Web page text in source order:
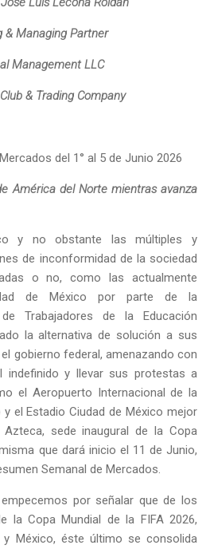
& Managing Partner
Management LLC
& Trading Company
del 1° al 5 de Junio 2026
América del Norte mientras avanza
y no obstante las múltiples y
de inconformidad de la sociedad
o no, como las actualmente
de México por parte de la
Trabajadores de la Educación
la alternativa de solución a sus
gobierno federal, amenazando con
indefinido y llevar sus protestas a
el Aeropuerto Internacional de la
el Estadio Ciudad de México mejor
sede inaugural de la Copa
que dará inicio el 11 de Junio,
Semanal de Mercados.
por señalar que de los
la Copa Mundial de la FIFA 2026,
y México, éste último se consolida